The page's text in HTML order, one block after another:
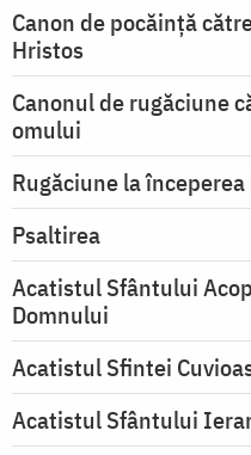
Canon de pocăință
Hristos
Canonul de rugăciune
omului
Rugăciune la
Psaltirea
Acatistul Sfântului
Domnului
Acatistul Sfintei
Acatistul Sfântului